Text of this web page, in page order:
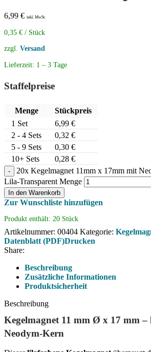
6,99 € inkl. MwSt.
0,35 € / Stück
zzgl. Versand
Lieferzeit: 1 – 3 Tage
Staffelpreise
Menge
Stückpreis
1 Set 6,99 €
2 - 4 Sets
0,32 €
5 - 9 Sets
0,30 €
10+ Sets
0,28 €
20x Kegelmagnet 11mm x 17mm mit
Lila-Transparent Menge
In den Warenkorb
Zur Wunschliste hinzufügen
Produkt enthält: 20 Stück
Artikelnummer: 00404 Kategorie:
Datenblatt (PDF)Drucken
Share:
Beschreibung
Zusätzliche Informationen
Produktsicherheit
Beschreibung
Kegelmagnet 11 mm Ø x 17 mm
Neodym-Kern